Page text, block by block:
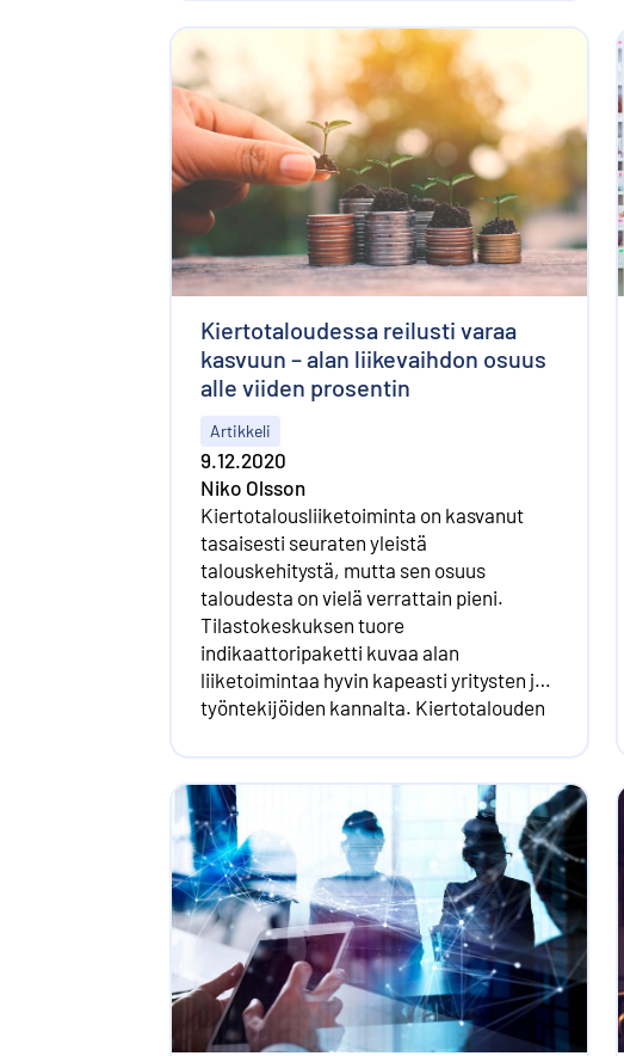
Kiertotaloudessa reilusti varaa
kasvuun – alan liikevaihdon osuus
alle viiden prosentin
Artikkeli
9.12.2020
Niko Olsson
Kiertotalousliiketoiminta on kasvanut
tasaisesti seuraten yleistä
talouskehitystä, mutta sen osuus
taloudesta on vielä verrattain pieni.
Tilastokeskuksen tuore
indikaattoripaketti kuvaa alan
liiketoimintaa hyvin kapeasti yritysten ja
työntekijöiden kannalta. Kiertotalouden
systeemitason muutos.